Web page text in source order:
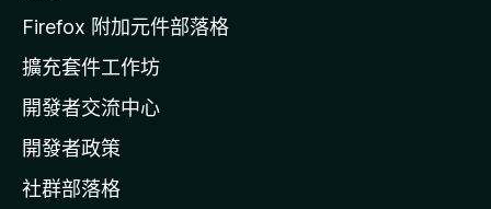
l
a
官
網
Firefox 附加元件部落格
擴充套件工作坊
開發者交流中心
開發者政策
社群部落格